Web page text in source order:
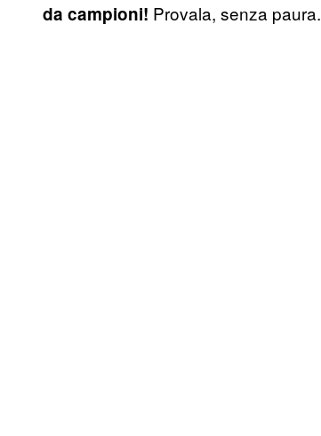
da campioni! Provala, senza paura.